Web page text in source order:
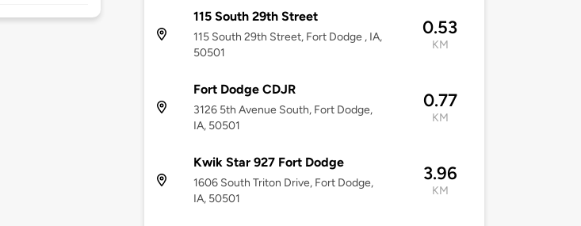
115 South 29th Street
115 South 29th Street, Fort Dodge , IA,
50501
0.53
KM
Fort Dodge CDJR
3126 5th Avenue South, Fort Dodge,
IA, 50501
0.77
KM
Kwik Star 927 Fort Dodge
1606 South Triton Drive, Fort Dodge,
IA, 50501
3.96
KM